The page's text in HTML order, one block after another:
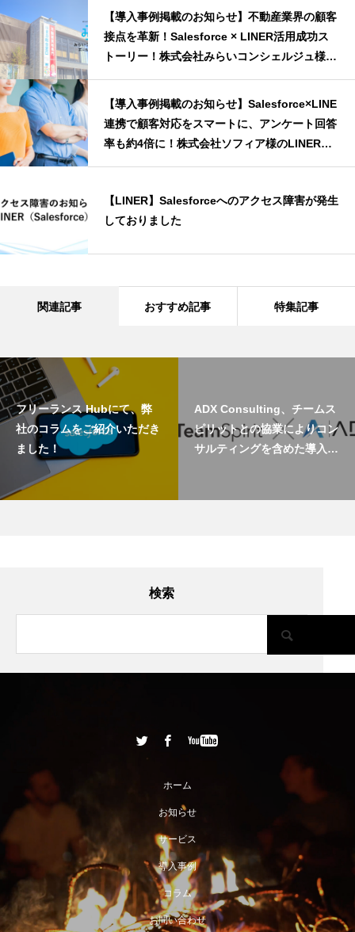
【導入事例掲載のお知らせ】不動産業界の顧客
接点を革新！Salesforce × LINER活用成功ス
トーリー！株式会社みらいコンシェルジュ様の
【導入事例掲載のお知らせ】Salesforce×LINE
連携で顧客対応をスマートに、アンケート回答
率も約4倍に！株式会社ソフィア様のLINER導
【LINER】Salesforceへのアクセス障害が発生
しておりました
関連記事 おすすめ記事 特集記事
フリーランス Hubにて、弊
社のコラムをご紹介いただき
ました！
ADX Consulting、チームス
ピリットとの協業によりコン
サルティングを含めた導入支
検索
ホーム
お知らせ
サービス
導入事例
コラム
お問い合わせ